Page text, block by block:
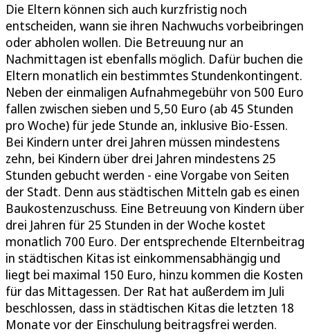
Die Eltern können sich auch kurzfristig noch
entscheiden, wann sie ihren Nachwuchs vorbeibringen
oder abholen wollen. Die Betreuung nur an
Nachmittagen ist ebenfalls möglich. Dafür buchen die
Eltern monatlich ein bestimmtes Stundenkontingent.
Neben der einmaligen Aufnahmegebühr von 500 Euro
fallen zwischen sieben und 5,50 Euro (ab 45 Stunden
pro Woche) für jede Stunde an, inklusive Bio-Essen.
Bei Kindern unter drei Jahren müssen mindestens
zehn, bei Kindern über drei Jahren mindestens 25
Stunden gebucht werden - eine Vorgabe von Seiten
der Stadt. Denn aus städtischen Mitteln gab es einen
Baukostenzuschuss. Eine Betreuung von Kindern über
drei Jahren für 25 Stunden in der Woche kostet
monatlich 700 Euro. Der entsprechende Elternbeitrag
in städtischen Kitas ist einkommensabhängig und
liegt bei maximal 150 Euro, hinzu kommen die Kosten
für das Mittagessen. Der Rat hat außerdem im Juli
beschlossen, dass in städtischen Kitas die letzten 18
Monate vor der Einschulung beitragsfrei werden.